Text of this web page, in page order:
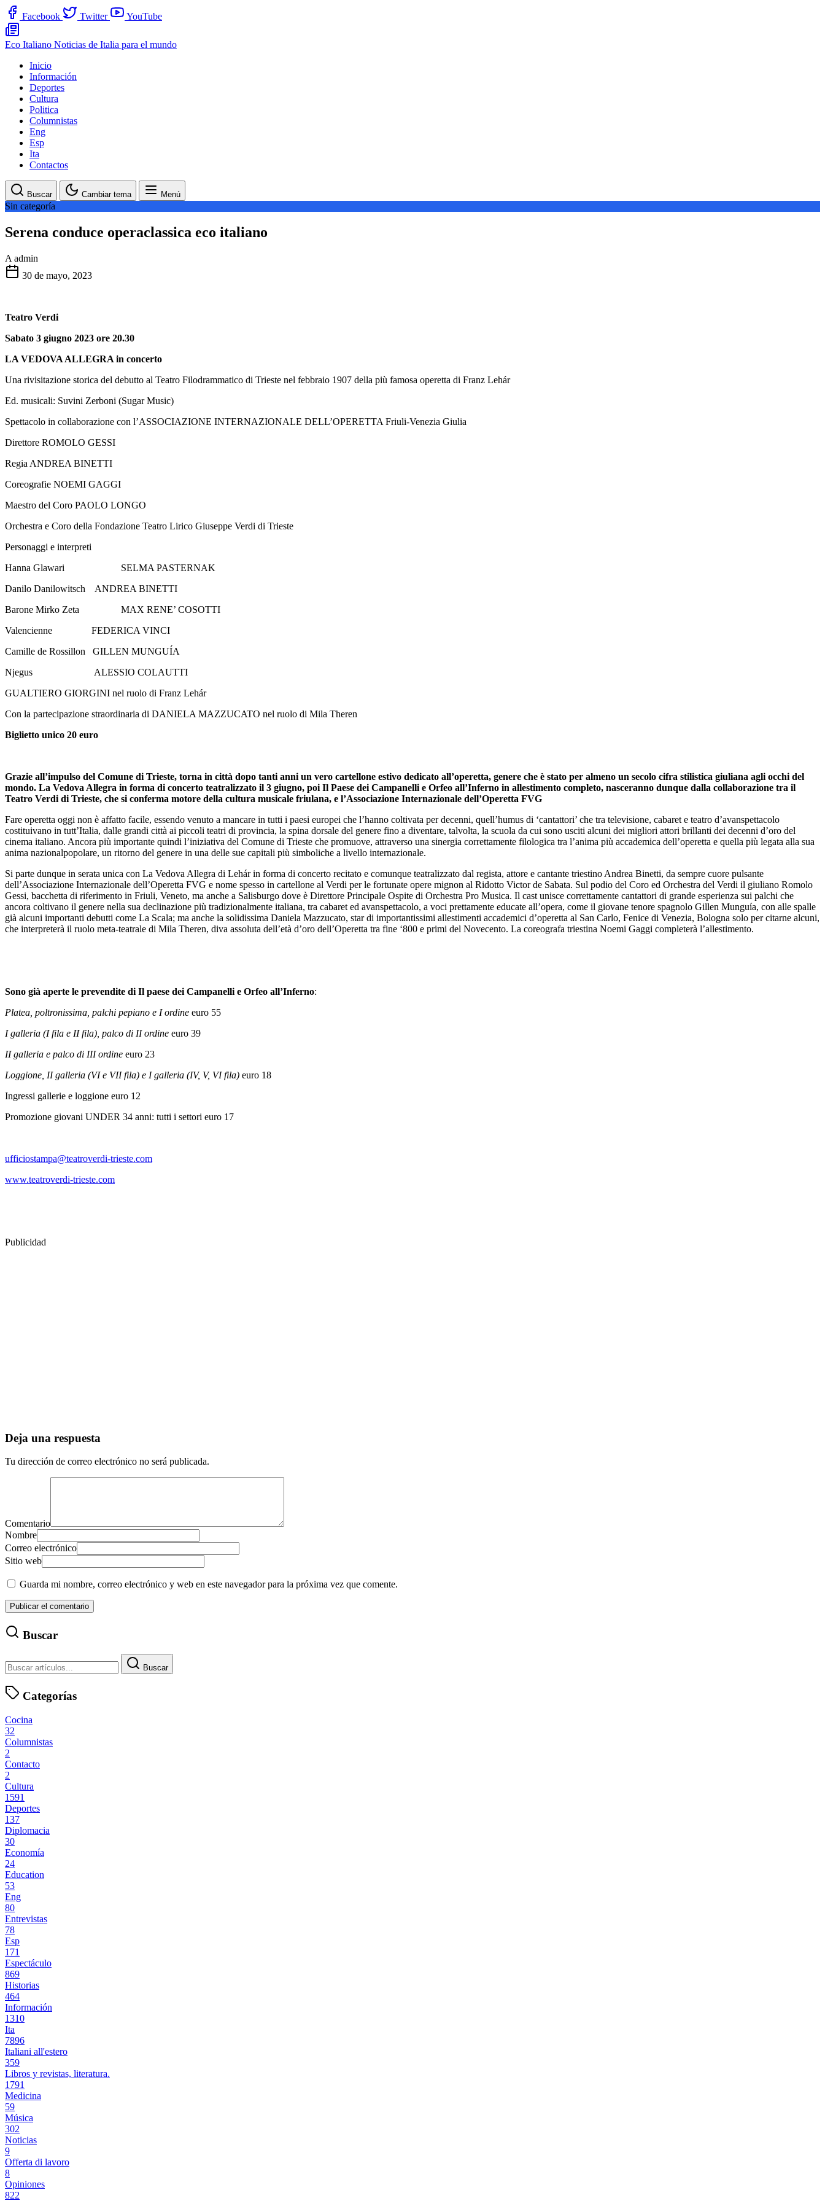
Facebook Twitter YouTube
Eco Italiano Noticias de Italia para el mundo
Inicio
Información
Deportes
Cultura
Politica
Columnistas
Eng
Esp
Ita
Contactos
Buscar Cambiar tema Menú
Sin categoría
Serena conduce operaclassica eco italiano
A admin
30 de mayo, 2023
Teatro Verdi
Sabato 3 giugno 2023 ore 20.30
LA VEDOVA ALLEGRA in concerto
Una rivisitazione storica del debutto al Teatro Filodrammatico di Trieste nel febbraio 1907 della più famosa operetta di Franz Lehár
Ed. musicali: Suvini Zerboni (Sugar Music)
Spettacolo in collaborazione con l’ASSOCIAZIONE INTERNAZIONALE DELL’OPERETTA Friuli-Venezia Giulia
Direttore ROMOLO GESSI
Regia ANDREA BINETTI
Coreografie NOEMI GAGGI
Maestro del Coro PAOLO LONGO
Orchestra e Coro della Fondazione Teatro Lirico Giuseppe Verdi di Trieste
Personaggi e interpreti
Hanna Glawari SELMA PASTERNAK
Danilo Danilowitsch ANDREA BINETTI
Barone Mirko Zeta MAX RENE’ COSOTTI
Valencienne FEDERICA VINCI
Camille de Rossillon GILLEN MUNGUÍA
Njegus
ALESSIO COLAUTTI
GUALTIERO GIORGINI nel ruolo di Franz Lehár
Con la partecipazione straordinaria di DANIELA MAZZUCATO nel ruolo di Mila Theren
Biglietto unico 20 euro
Grazie all’impulso del Comune di Trieste, torna in città dopo tanti anni un vero cartellone estivo dedicato all’operetta, genere che è stato per almeno un secolo cifra stilistica giuliana agli occhi del
mondo. La Vedova Allegra in forma di concerto teatralizzato il 3 giugno, poi Il Paese dei Campanelli e Orfeo all’Inferno in allestimento completo, nasceranno dunque dalla collaborazione tra il
Teatro Verdi di Trieste, che si conferma motore della cultura musicale friulana, e l’Associazione Internazionale dell’Operetta FVG
Fare operetta oggi non è affatto facile, essendo venuto a mancare in tutti i paesi europei che l’hanno coltivata per decenni, quell’humus di ‘cantattori’ che tra televisione, cabaret e teatro d’avanspettacolo
costituivano in tutt’Italia, dalle grandi città ai piccoli teatri di provincia, la spina dorsale del genere fino a diventare, talvolta, la scuola da cui sono usciti alcuni dei migliori attori brillanti dei decenni d’oro del
cinema italiano. Ancora più importante quindi l’iniziativa del Comune di Trieste che promuove, attraverso una sinergia correttamente filologica tra l’anima più accademica dell’operetta e quella più legata alla sua
anima nazionalpopolare, un ritorno del genere in una delle sue capitali più simboliche a livello internazionale.
Si parte dunque in serata unica con La Vedova Allegra di Lehár in forma di concerto recitato e comunque teatralizzato dal regista, attore e cantante triestino Andrea Binetti, da sempre cuore pulsante
dell’Associazione Internazionale dell’Operetta FVG e nome spesso in cartellone al Verdi per le fortunate opere mignon al Ridotto Victor de Sabata. Sul podio del Coro ed Orchestra del Verdi il giuliano Romolo
Gessi, bacchetta di riferimento in Friuli, Veneto, ma anche a Salisburgo dove è Direttore Principale Ospite di Orchestra Pro Musica. Il cast unisce correttamente cantattori di grande esperienza sui palchi che
ancora coltivano il genere nella sua declinazione più tradizionalmente italiana, tra cabaret ed avanspettacolo, a voci prettamente educate all’opera, come il giovane tenore spagnolo Gillen Munguía, con alle spalle
già alcuni importanti debutti come La Scala; ma anche la solidissima Daniela Mazzucato, star di importantissimi allestimenti accademici d’operetta al San Carlo, Fenice di Venezia, Bologna solo per citarne alcuni,
che interpreterà il ruolo meta-teatrale di Mila Theren, diva assoluta dell’età d’oro dell’Operetta tra fine ‘800 e primi del Novecento. La coreografa triestina Noemi Gaggi completerà l’allestimento.
Sono già aperte le prevendite di Il paese dei Campanelli e Orfeo all’Inferno:
Platea, poltronissima, palchi pepiano e I ordine euro 55
I galleria (I fila e II fila), palco di II ordine euro 39
II galleria e palco di III ordine euro 23
Loggione, II galleria (VI e VII fila) e I galleria (IV, V, VI fila) euro 18
Ingressi gallerie e loggione euro 12
Promozione giovani UNDER 34 anni: tutti i settori euro 17
ufficiostampa@teatroverdi-trieste.com
www.teatroverdi-trieste.com
Publicidad
Deja una respuesta
Tu dirección de correo electrónico no será publicada.
Comentario
Nombre
Correo electrónico
Sitio web
Guarda mi nombre, correo electrónico y web en este navegador para la próxima vez que comente.
Buscar
Buscar
Categorías
Cocina
32
Columnistas
2
Contacto
2
Cultura
1591
Deportes
137
Diplomacia
30
Economía
24
Education
53
Eng
80
Entrevistas
78
Esp
171
Espectáculo
869
Historias
464
Información
1310
Ita
7896
Italiani all'estero
359
Libros y revistas, literatura.
1791
Medicina
59
Música
302
Noticias
9
Offerta di lavoro
8
Opiniones
822